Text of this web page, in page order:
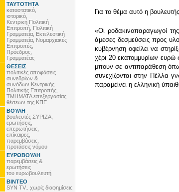
ΤΑΥΤΟΤΗΤΑ
καταστατικό,
ιστορικό,
Κεντρική Πολιτική
Επιτροπή, Πολιτική
Γραμματεία, Εκτελεστική
Γραμματεία, Νομαρχιακές
Επιτροπές,
Πρόεδρος,
Γραμματέας
ΘΕΣΕΙΣ
πολιτικές αποφάσεις
συνεδρίων &
συνόδων Κεντρικής
Πολιτικής Επιτροπής,
ΤΜΗΜΑΤΑ επεξεργασίας
θέσεων της ΚΠΕ
ΒΟΥΛΗ
βουλευτές ΣΥΡΙΖΑ,
ερωτήσεις,
επερωτήσεις,
επίκαιρες,
παρεμβάσεις,
προτάσεις νόμου
ΕΥΡΩΒΟΥΛΗ
παρεμβάσεις &
ερωτήσεις
του ευρωβουλευτή
ΒΙΝΤΕΟ
SYN TV.. χωρίς διαφημίσεις
Για το θέμα αυτό η
«Οι ροδακινοπαραγωγοί
άμεσες δεσμεύσεις προς
κυβέρνηση οφείλει να
χέρι 20 εκατομμυρίων
μπουν σε αντιπαράθεση
συνεχίζονται στην Πέλλα
παραμείνει η ελληνική